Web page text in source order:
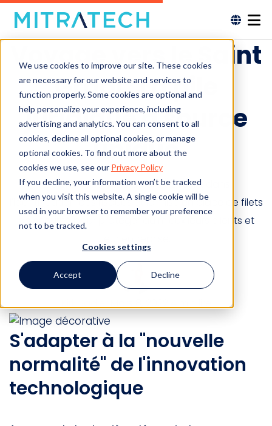
We use cookies to improve our site. These cookies
are necessary for our website and services to
function properly. Some cookies are optional and
help personalize your experience, including
advertising and analytics. You can consent to all
cookies, decline all optional cookies, or manage
optional cookies. To find out more about the
cookies we use, see our Privacy Policy
If you decline, your information won’t be tracked
when you visit this website. A single cookie will be
used in your browser to remember your preference
not to be tracked.
Cookies settings
Accept Decline
Voyage vers le Saint
Graal : La pile
juridique à source
unique
Les professionnels du droit pèsent dans
l'identification des risques et la mise en place de filets
de sécurité pour protéger au mieux leurs clients et
S'adapter à la "nouvelle
normalité" de l'innovation
technologique